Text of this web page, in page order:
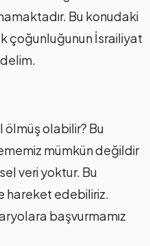
Bu konudaki
çoğunluğunun İsrailiyat
ölmüş olabilir? Bu
mümkün değildir
veri yoktur. Bu
hareket edebiliriz.
başvurmamız